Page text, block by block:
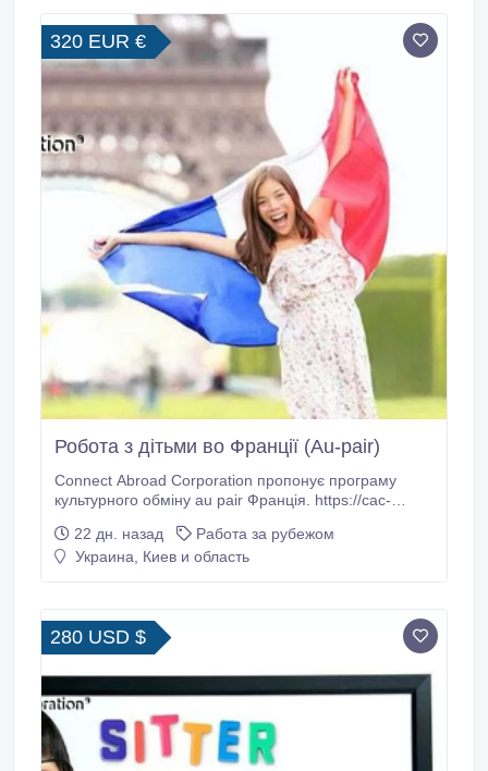
320 EUR €
Робота з дітьми во Франції (Au-pair)
Connect Abroad Corporation пропонує програму
культурного обміну au pair Франція. https://cac-
дітьми • Базова французська (А1) • Відсутність
власних дітей Обов'язки: 1. Робота з дітьми в
22 дн. назад
Работа за рубежом
Украина, Киев и область
280 USD $